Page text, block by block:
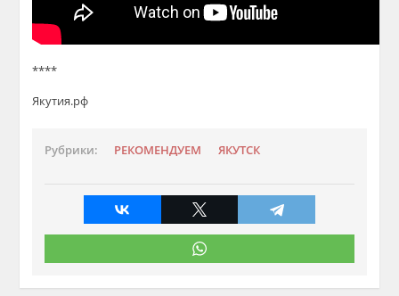
****
Якутия.рф
Рубрики: РЕКОМЕНДУЕМ ЯКУТСК